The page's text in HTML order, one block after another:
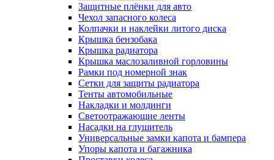
Защитные плёнки для авто
Чехол запасного колеса
Колпачки и наклейки литого диска
Крышка бензобака
Крышка радиатора
Крышка маслозаливной горловины
Рамки под номерной знак
Сетки для защиты радиатора
Тенты автомобильные
Накладки и молдинги
Светоотражающие ленты
Насадки на глушитель
Универсальные замки капота и бампера
Упоры капота и багажника